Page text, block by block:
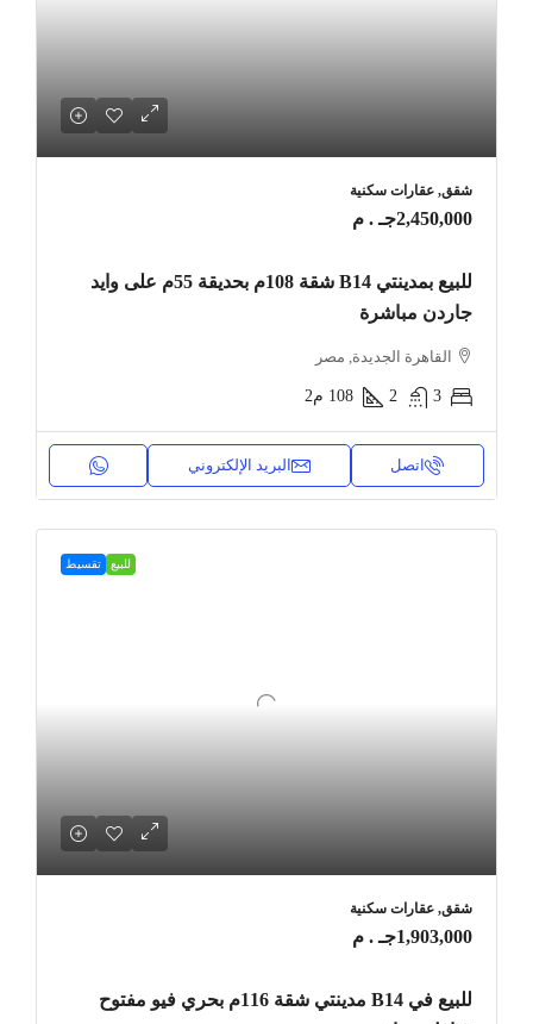
شقق, عقارات سكنية
2,450,000جـ . م
للبيع بمدينتي B14 شقة 108م بحديقة 55م على وايد
جاردن مباشرة
القاهرة الجديدة, مصر
3
2
108 م2
اتصل البريد الإلكتروني
للبيع تقسيط
شقق, عقارات سكنية
1,903,000جـ . م
للبيع في B14 مدينتي شقة 116م بحري فيو مفتوح